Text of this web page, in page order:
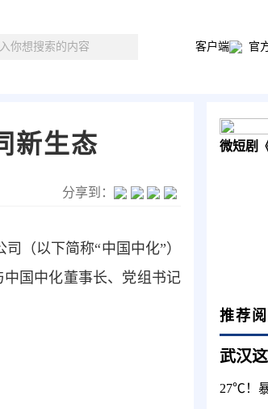
客户端 官
新生态
分享到：
（以下简称“中国中化”）
国中化董事长、党组书记
微短剧
推荐
武汉